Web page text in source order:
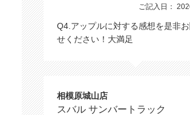
ご記入日：
Q4.アップルに対する感想を是非
せください！大満足
相模原城山店
スバル サンバートラック